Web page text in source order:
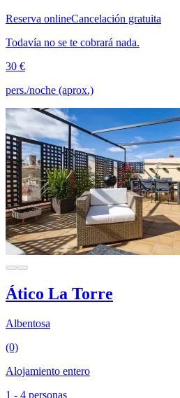
Reserva onlineCancelación gratuita
Todavía no se te cobrará nada.
30 €
pers./noche (aprox.)
Ático La Torre
Albentosa
(0)
Alojamiento entero
1 - 4 personas